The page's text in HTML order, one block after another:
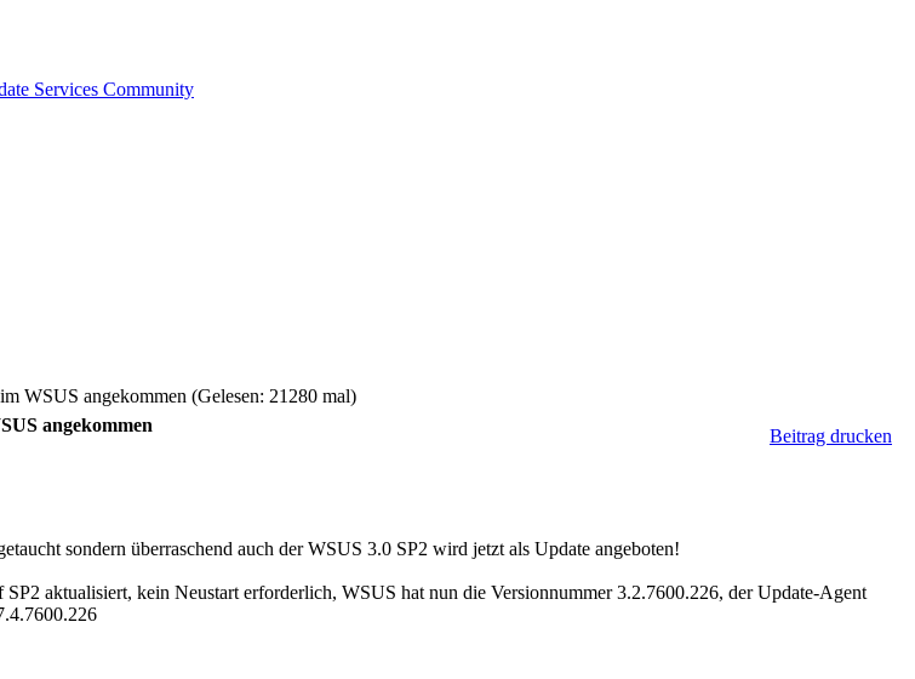
WSUS angekommen (Gelesen: 21280 mal)
angekommen
Beitrag drucken
sondern überraschend auch der WSUS 3.0 SP2 wird jetzt als Update angeboten!
aktualisiert, kein Neustart erforderlich, WSUS hat nun die Versionnummer 3.2.7600.226, der Update-Agent